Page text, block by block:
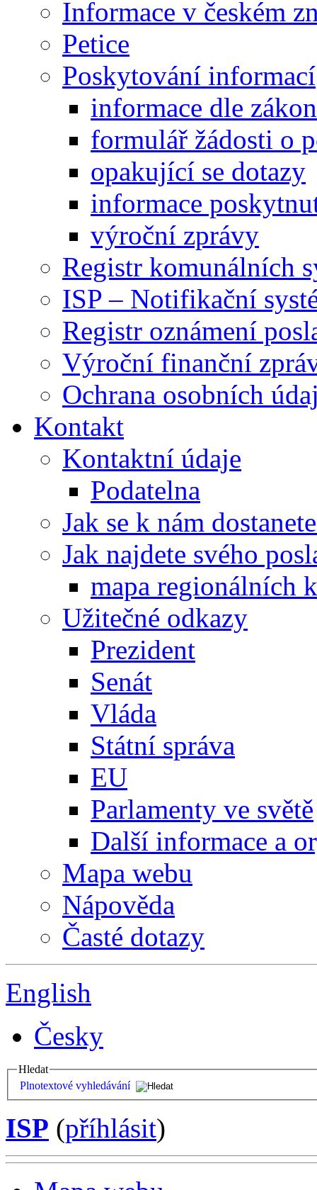
Informace v českém
Petice
Poskytování informací
informace dle
formulář žádosti o
opakující se dotazy
informace
výroční zprávy
Registr komunálních
ISP – Notifikační
Registr oznámení
Výroční finanční
Ochrana osobních
Kontakt
Kontaktní údaje
Podatelna
Jak se k nám
Jak najdete svého
mapa regionálních
Užitečné odkazy
Prezident
Senát
Vláda
Státní správa
EU
Parlamenty ve světě
Další informace a
Mapa webu
Nápověda
Časté dotazy
English
Česky
Hledat
Plnotextové vyhledávání
ISP (příhlásit)